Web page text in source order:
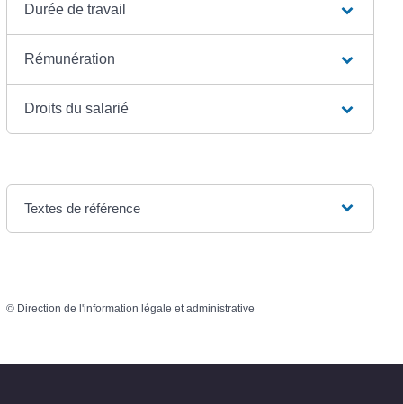
Durée de travail
Rémunération
Droits du salarié
Textes de référence
© Direction de l'information légale et administrative